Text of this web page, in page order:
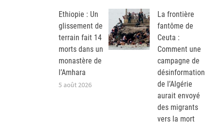
Ethiopie : Un
glissement de
terrain fait 14
morts dans un
monastère de
l’Amhara
5 août 2026
La frontière
fantôme de
Ceuta :
Comment une
campagne de
désinformation
de l’Algérie
aurait envoyé
des migrants
vers la mort